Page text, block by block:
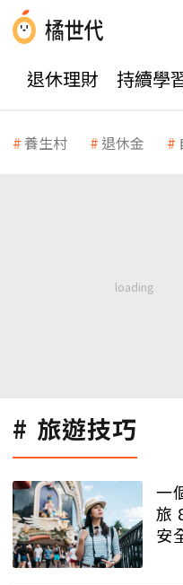
退休理財 持續學
養生村 退休金
旅遊技巧
一
旅
安